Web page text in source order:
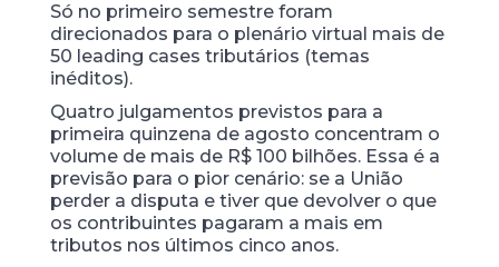
Só no primeiro semestre foram
direcionados para o plenário virtual mais de
50 leading cases tributários (temas
inéditos).
Quatro julgamentos previstos para a
primeira quinzena de agosto concentram o
volume de mais de R$ 100 bilhões. Essa é a
previsão para o pior cenário: se a União
perder a disputa e tiver que devolver o que
os contribuintes pagaram a mais em
tributos nos últimos cinco anos.